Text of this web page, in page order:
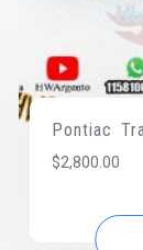
Pontiac
$2,800.00